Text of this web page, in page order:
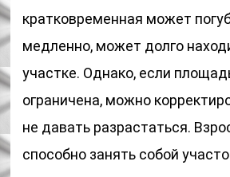
кратковременная может
медленно, может долго
участке. Однако, если
ограничена, можно
не давать разрастаться.
способно занять собой